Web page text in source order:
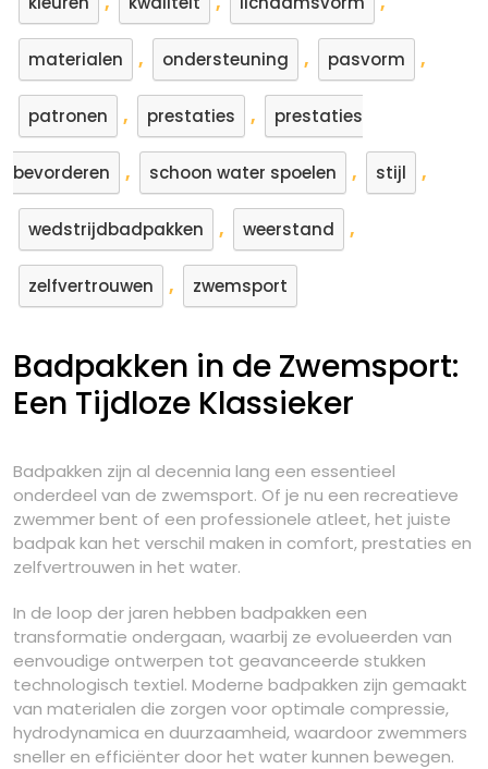
materialen , ondersteuning , pasvorm ,
patronen , prestaties , prestaties
bevorderen , schoon water spoelen , stijl ,
wedstrijdbadpakken , weerstand ,
zelfvertrouwen , zwemsport
Badpakken in de Zwemsport:
Een Tijdloze Klassieker
Badpakken zijn al decennia lang een essentieel
onderdeel van de zwemsport. Of je nu een recreatieve
zwemmer bent of een professionele atleet, het juiste
badpak kan het verschil maken in comfort, prestaties en
zelfvertrouwen in het water.
In de loop der jaren hebben badpakken een
transformatie ondergaan, waarbij ze evolueerden van
eenvoudige ontwerpen tot geavanceerde stukken
technologisch textiel. Moderne badpakken zijn gemaakt
van materialen die zorgen voor optimale compressie,
hydrodynamica en duurzaamheid, waardoor zwemmers
sneller en efficiënter door het water kunnen bewegen.